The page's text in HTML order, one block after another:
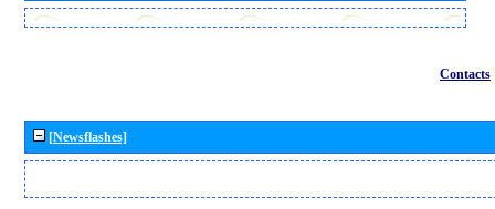
Contacts
[Newsflashes]